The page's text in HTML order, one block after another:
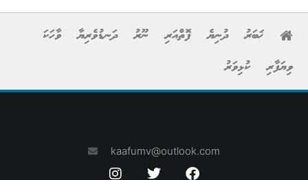
ޚަބަރު ދުނިޔެ ފޮތްއަރި ނޫރު ދަނޑުވެރިޔާ
ވާހަކަ
ވިޔަފާރި
ކުޅިވަރު
kaafumv@outlook.com